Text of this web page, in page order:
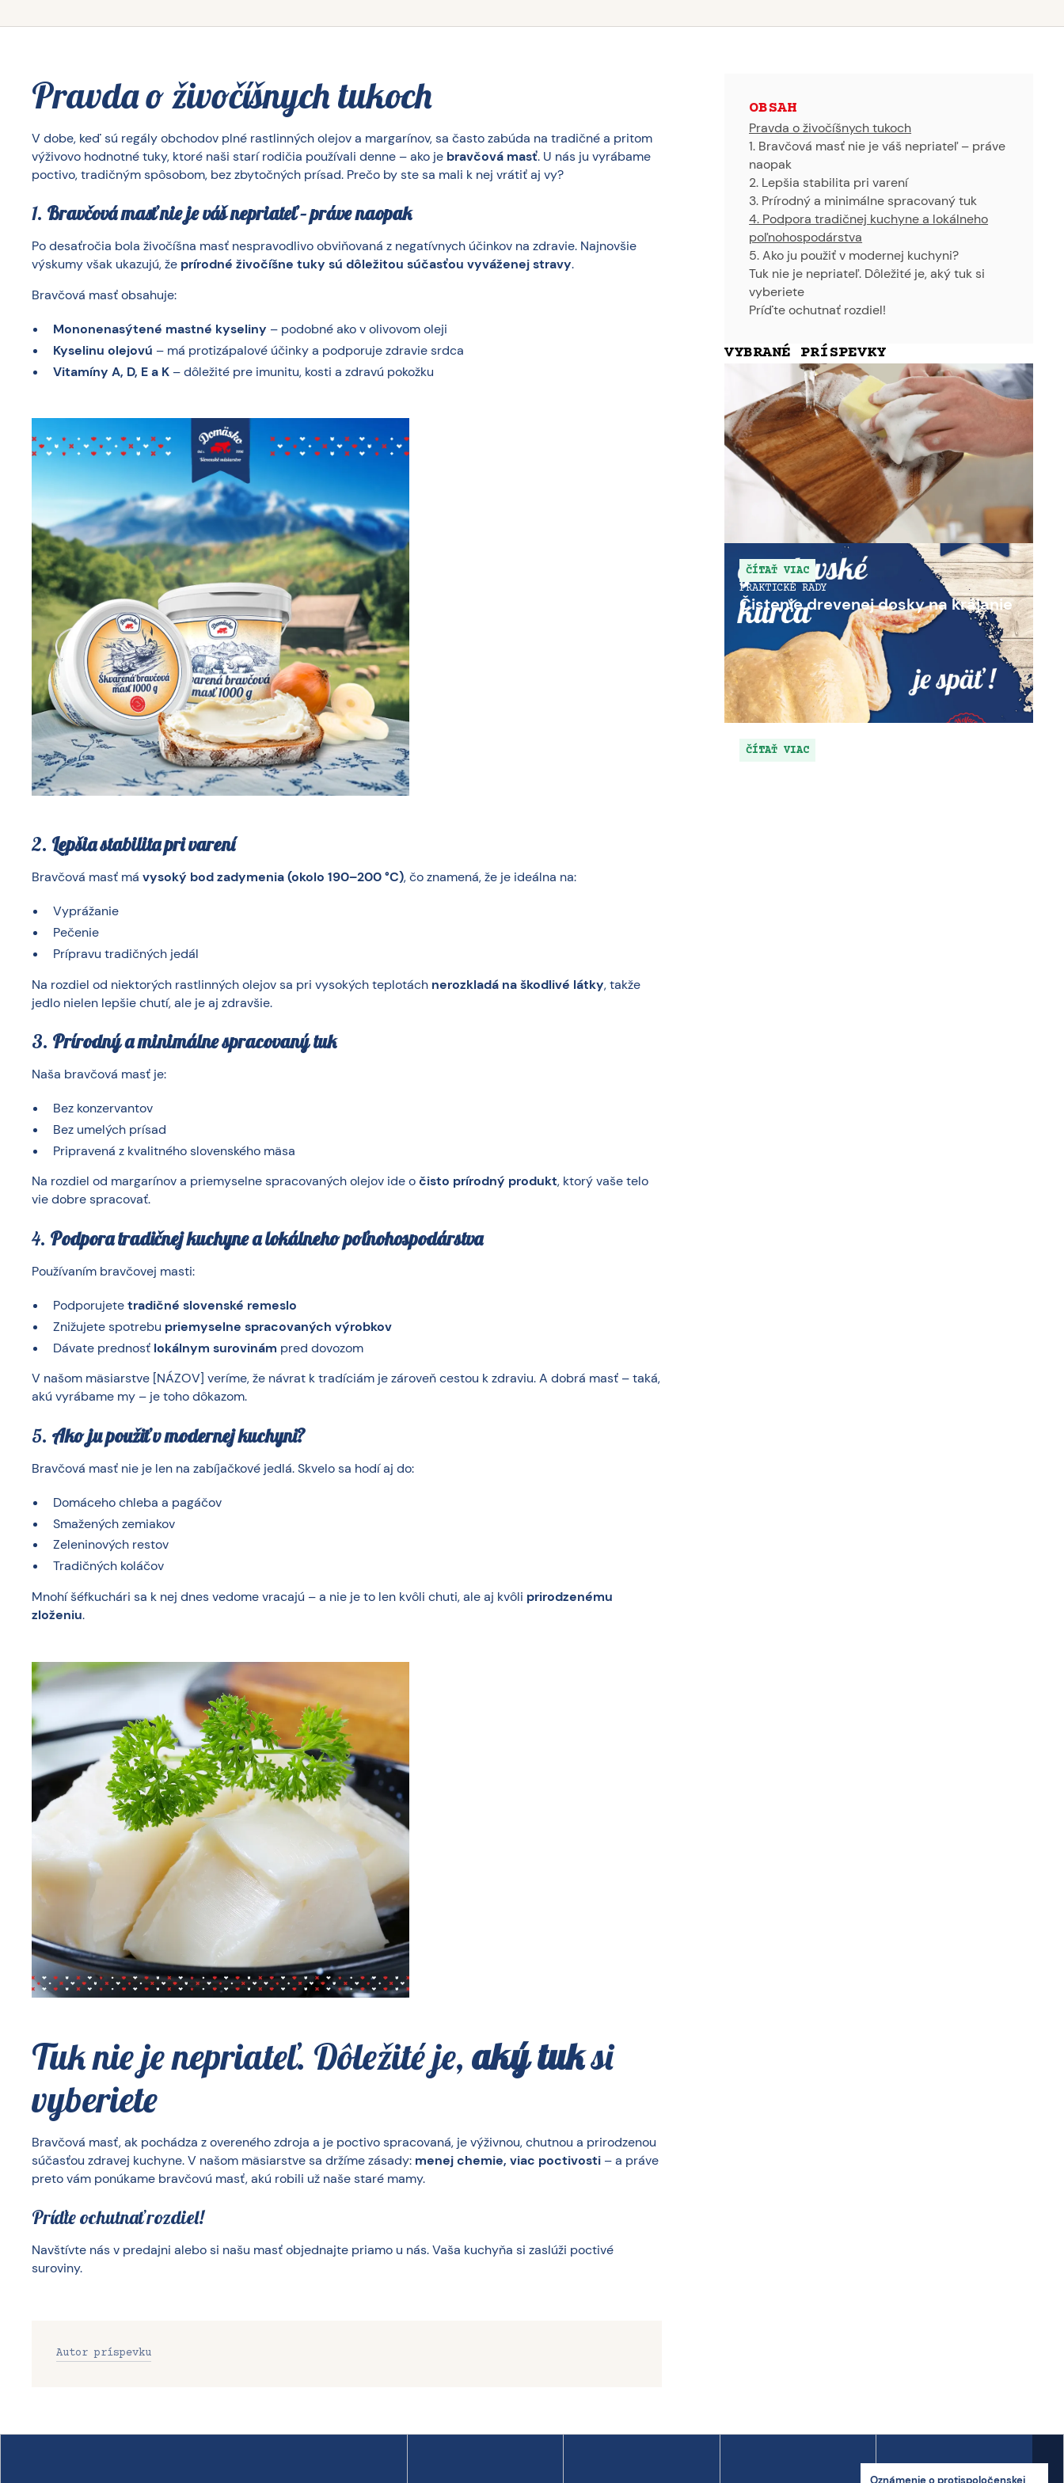
Pravda o živočíšnych tukoch
V dobe, keď sú regály obchodov plné rastlinných olejov a margarínov, sa často zabúda na tradičné a pritom
výživovo hodnotné tuky, ktoré naši starí rodičia používali denne – ako je bravčová masť. U násju vyrábame
poctivo, tradičným spôsobom, bez zbytočných prísad. Prečo by ste sa mali k nej vrátiť aj vy?
1. Bravčová masť nie je váš nepriateľ – práve naopak
Po desaťročia bola živočíšna masť nespravodlivo obviňovaná z negatívnych účinkov na zdravie. Najnovšie
výskumy však ukazujú, že prírodné živočíšne tuky sú dôležitou súčasťou vyváženej stravy.
Bravčová masť obsahuje:
Mononenasýtené mastné kyseliny – podobné ako v olivovom oleji
Kyselinu olejovú – má protizápalové účinky a podporuje zdravie srdca
Vitamíny A, D, E a K – dôležité pre imunitu, kosti a zdravú pokožku
2. Lepšia stabilita pri varení
Bravčová masť má vysoký bod zadymenia (okolo 190–200 °C), čo znamená, že je ideálna na:
Vyprážanie
Pečenie
Prípravu tradičných jedál
Na rozdiel od niektorých rastlinných olejov sa pri vysokých teplotách nerozkladá na škodlivé látky, takže
jedlo nielen lepšie chutí, ale je aj zdravšie.
3. Prírodný a minimálne spracovaný tuk
Naša bravčová masť je:
Bez konzervantov
Bez umelých prísad
Pripravená z kvalitného slovenského mäsa
Na rozdiel od margarínov a priemyselne spracovaných olejov ide očisto prírodný produkt, ktorý vaše telo
vie dobre spracovať.
4. Podpora tradičnej kuchyne a lokálneho poľnohospodárstva
Používaním bravčovej masti:
Podporujetetradičné slovenské remeslo
Znižujete spotrebu priemyselne spracovaných výrobkov
Dávate prednosť lokálnym surovinám pred dovozom
V našom mäsiarstve [NÁZOV] veríme, že návrat k tradíciám je zároveň cestou k zdraviu. A dobrá masť – taká,
akú vyrábame my – je toho dôkazom.
5. Ako ju použiť v modernej kuchyni?
Bravčová masť nie je len na zabíjačkové jedlá. Skvelo sa hodí aj do:
Domáceho chleba a pagáčov
Smažených zemiakov
Zeleninových restov
Tradičných koláčov
Mnohí šéfkuchári sa k nej dnes vedome vracajú – a nie je to len kvôli chuti, ale aj kvôli prirodzenému
zloženiu.
Tuk nie je nepriateľ. Dôležité je, aký tuksi
vyberiete
Bravčová masť, ak pochádza z overeného zdroja a je poctivo spracovaná, je výživnou, chutnou a prirodzenou
súčasťou zdravej kuchyne. V našom mäsiarstve sa držíme zásady: menej chemie, viac poctivosti– a práve
preto vám ponúkame bravčovú masť, akú robili už naše staré mamy.
Príďte ochutnať rozdiel!
Navštívte nás v predajni alebo si našu masť objednajte priamo u nás. Vaša kuchyňa si zaslúži poctivé
suroviny.
Autor príspevku
OBSAH
Pravda o živočíšnych tukoch
1. Bravčová masť nie je váš nepriateľ – práve
naopak
2. Lepšia stabilita pri varení
3. Prírodný a minimálne spracovaný tuk
4. Podpora tradičnej kuchyne a lokálneho
poľnohospodárstva
5. Ako ju použiť v modernej kuchyni?
Tuk nie je nepriateľ. Dôležité je, aký tuk si
vyberiete
Príďte ochutnať rozdiel!
VYBRANÉ PRÍSPEVKY
ČÍTAŤ VIAC
PRAKTICKÉ RADY
Čistenie drevenej dosky na krájanie
ČÍTAŤ VIAC
Oznámenie o proti­spoločenskej